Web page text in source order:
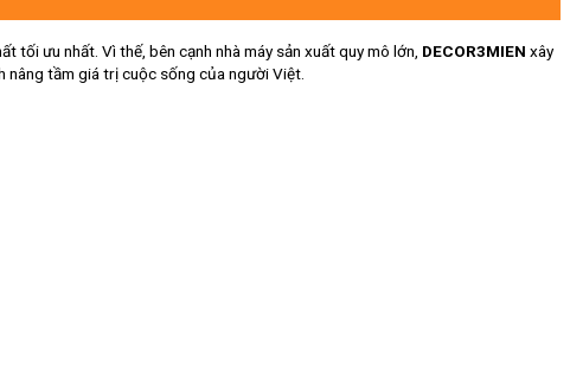
ưu nhất. Vì thế, bên cạnh nhà máy sản xuất quy mô lớn, DECOR3MIEN xây
tầm giá trị cuộc sống của người Việt.